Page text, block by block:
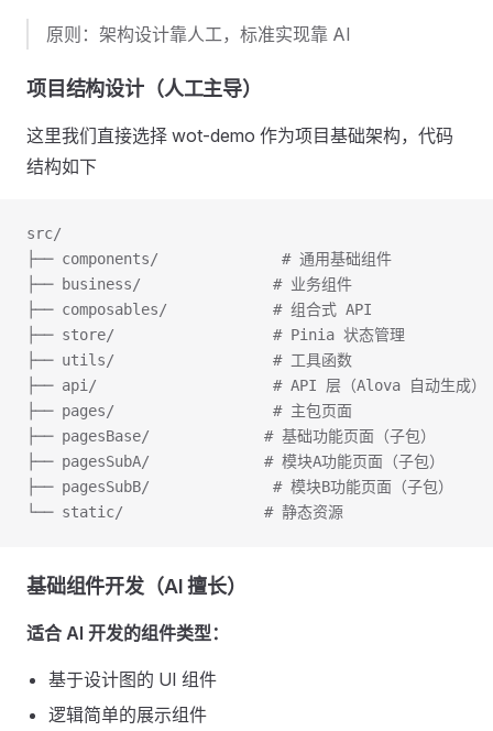
原则：架构设计靠人工，标准实现靠 AI
项目结构设计（人工主导）
这里我们直接选择 wot-demo 作为项目基础架构，代码
结构如下
src/
├── components/              # 通用基础组件
├── business/               # 业务组件
├── composables/            # 组合式 API
├── store/                  # Pinia 状态管理
├── utils/                  # 工具函数
├── api/                    # API 层（Alova 自动生成）
├── pages/                  # 主包页面
├── pagesBase/             # 基础功能页面（子包）
├── pagesSubA/             # 模块A功能页面（子包）
├── pagesSubB/              # 模块B功能页面（子包）
└── static/                # 静态资源
基础组件开发（AI 擅长）
适合 AI 开发的组件类型：
基于设计图的 UI 组件
逻辑简单的展示组件